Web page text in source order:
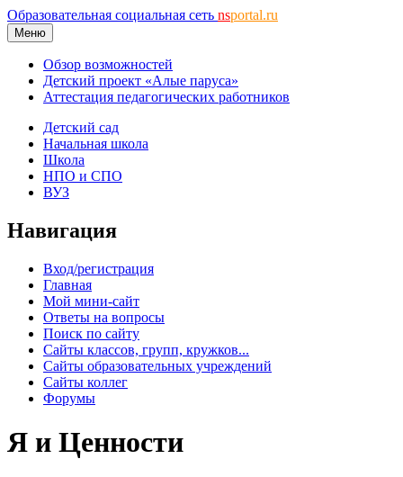
Образовательная социальная сеть nsportal.ru
Меню
Обзор возможностей
Детский проект «Алые паруса»
Аттестация педагогических работников
Детский сад
Начальная школа
Школа
НПО и СПО
ВУЗ
Навигация
Вход/регистрация
Главная
Мой мини-сайт
Ответы на вопросы
Поиск по сайту
Сайты классов, групп, кружков...
Сайты образовательных учреждений
Сайты коллег
Форумы
Я и Ценности